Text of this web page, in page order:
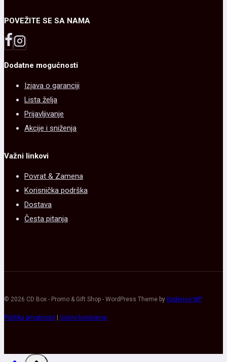
POVEŽITE SE SA NAMA
Dodatne mogućnosti
Izjava o garanciji
Lista želja
Prijavljivanje
Akcije i sniženja
Važni linkovi
Povrat & Zamena
Korisnička podrška
Dostava
Česta pitanja
© 2026 CD Box - Promo & Gift Shop - WordPress Theme by Kadence WP
Politika privatnosti Uslovi korišćenja